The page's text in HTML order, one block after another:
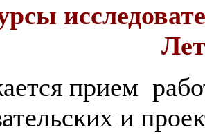
прием
и